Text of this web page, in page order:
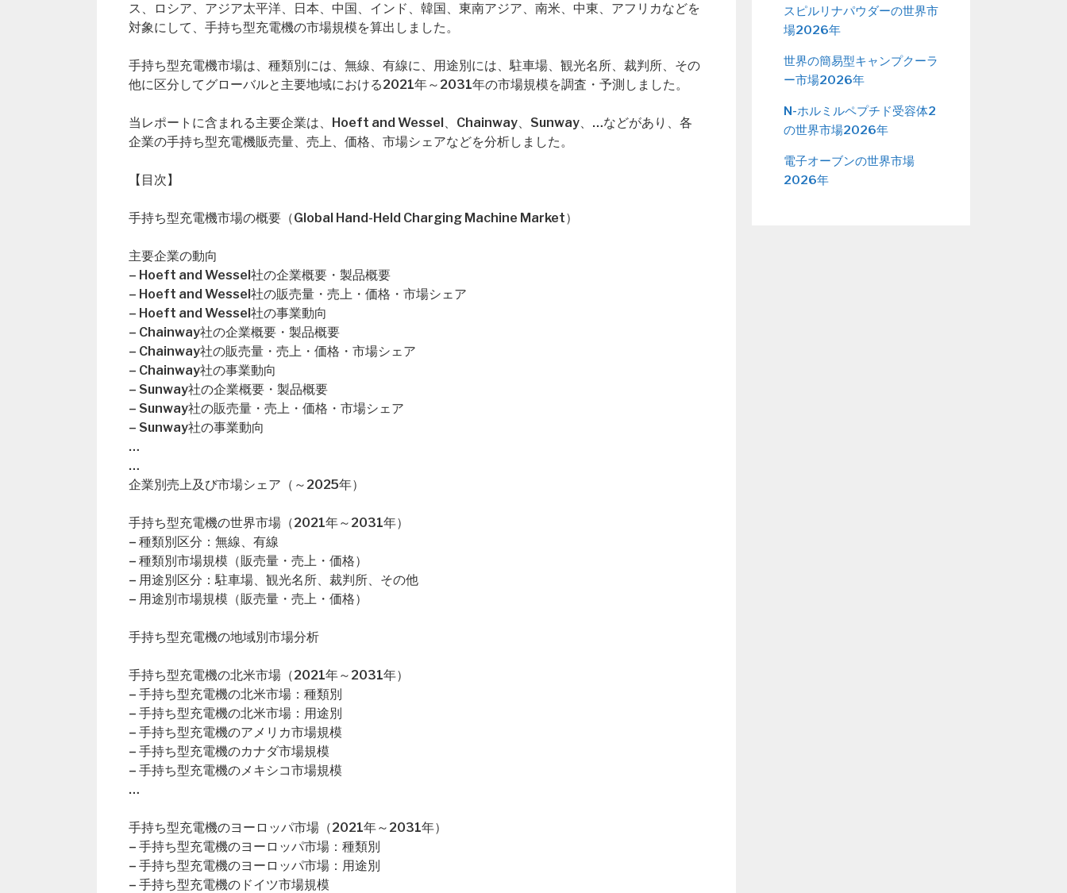
ス、ロシア、アジア太平洋、日本、中国、インド、韓国、東南アジア、南米、中東、アフリカなどを
対象にして、手持ち型充電機の市場規模を算出しました。
手持ち型充電機市場は、種類別には、無線、有線に、用途別には、駐車場、観光名所、裁判所、その
他に区分してグローバルと主要地域における2021年～2031年の市場規模を調査・予測しました。
当レポートに含まれる主要企業は、Hoeft and Wessel、Chainway、Sunway、…などがあり、各
企業の手持ち型充電機販売量、売上、価格、市場シェアなどを分析しました。
【目次】
手持ち型充電機市場の概要（Global Hand-Held Charging Machine Market）
主要企業の動向
– Hoeft and Wessel社の企業概要・製品概要
– Hoeft and Wessel社の販売量・売上・価格・市場シェア
– Hoeft and Wessel社の事業動向
– Chainway社の企業概要・製品概要
– Chainway社の販売量・売上・価格・市場シェア
– Chainway社の事業動向
– Sunway社の企業概要・製品概要
– Sunway社の販売量・売上・価格・市場シェア
– Sunway社の事業動向
…
…
企業別売上及び市場シェア（～2025年）
手持ち型充電機の世界市場（2021年～2031年）
– 種類別区分：無線、有線
– 種類別市場規模（販売量・売上・価格）
– 用途別区分：駐車場、観光名所、裁判所、その他
– 用途別市場規模（販売量・売上・価格）
手持ち型充電機の地域別市場分析
手持ち型充電機の北米市場（2021年～2031年）
– 手持ち型充電機の北米市場：種類別
– 手持ち型充電機の北米市場：用途別
– 手持ち型充電機のアメリカ市場規模
– 手持ち型充電機のカナダ市場規模
– 手持ち型充電機のメキシコ市場規模
…
手持ち型充電機のヨーロッパ市場（2021年～2031年）
– 手持ち型充電機のヨーロッパ市場：種類別
– 手持ち型充電機のヨーロッパ市場：用途別
– 手持ち型充電機のドイツ市場規模
スピルリナパウダーの世界市
場2026年
世界の簡易型キャンプクーラ
ー市場2026年
N-ホルミルペプチド受容体2
の世界市場2026年
電子オーブンの世界市場
2026年